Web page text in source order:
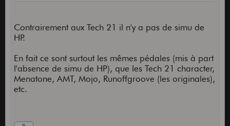
Contrairement aux Tech 21 il n'y a pas de simu de
HP.
En fait ce sont surtout les mêmes pédales (mis à part
l'absence de simu de HP), que les Tech 21 character,
Menatone, AMT, Mojo, Runoffgroove (les originales),
etc.